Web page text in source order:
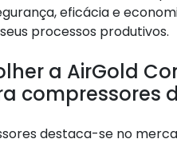
eficácia e
processos produtivos.
a AirGold
compressores
destaca-se no